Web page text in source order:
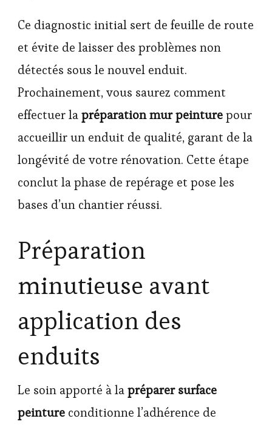
Ce diagnostic initial sert de feuille de route
et évite de laisser des problèmes non
détectés sous le nouvel enduit.
Prochainement, vous saurez comment
effectuer lapréparation mur peinturepour
accueillir un enduit de qualité, garant de la
longévité de votre rénovation. Cette étape
conclut la phase de repérage et pose les
bases d’un chantier réussi.
Préparation
minutieuse avant
application des
enduits
Le soin apporté à lapréparer surface
peinture conditionne l’adhérence de